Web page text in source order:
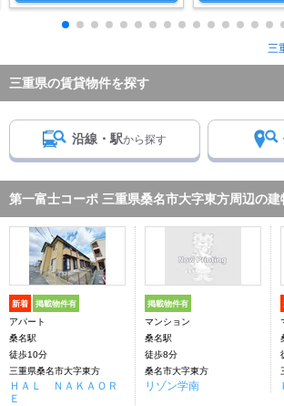
三
三重県の賃貸物件を探す
沿線・駅から探す
第一富士コーポ 三重県桑名市大字東方周辺の建
新着 掲載物件有
アパート
桑名駅
徒歩10分
三重県桑名市大字東方
ＨＡＬ ＮＡＫＡＯＲ
Ｅ
掲載物件有
マンション
桑名駅
徒歩8分
桑名市大字東方
リゾン学南